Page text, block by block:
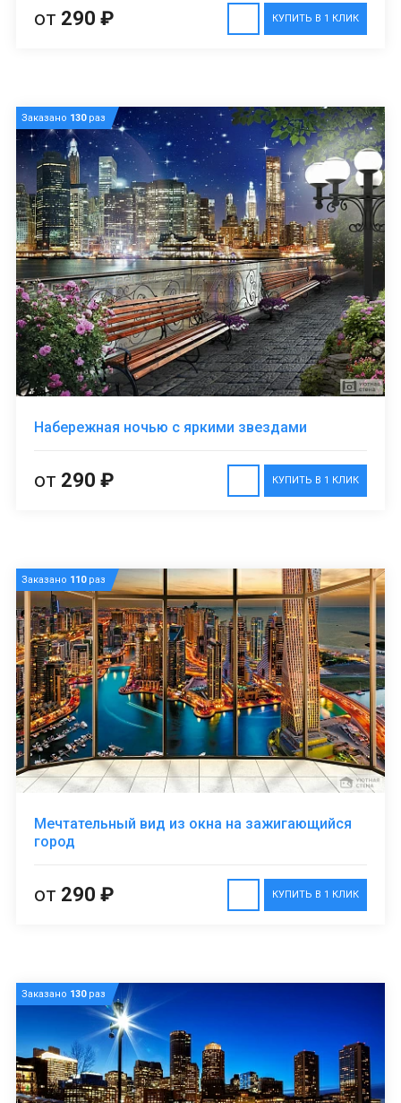
КУПИТЬ В 1 КЛИК
от 290 ₽
Заказано 130раз
Набережная ночью с яркими звездами
КУПИТЬ В 1 КЛИК
от 290 ₽
Заказано 110раз
Мечтательный вид из окна на зажигающийся
город
КУПИТЬ В 1 КЛИК
от 290 ₽
Заказано 130раз